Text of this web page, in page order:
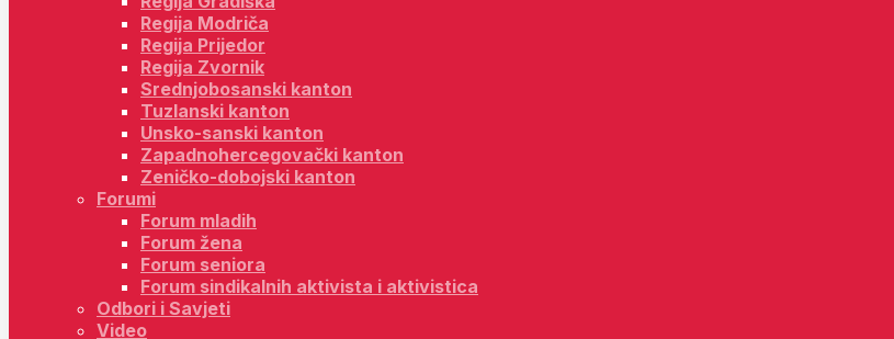
Regija Modriča
Regija Prijedor
Regija Zvornik
Srednjobosanski kanton
Tuzlanski kanton
Unsko-sanski kanton
Zapadnohercegovački kanton
Zeničko-dobojski kanton
Forumi
Forum mladih
Forum žena
Forum seniora
Forum sindikalnih aktivista i aktivistica
Odbori i Savjeti
Video